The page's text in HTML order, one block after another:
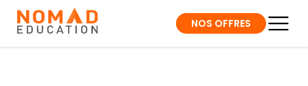
NOS OFFRES